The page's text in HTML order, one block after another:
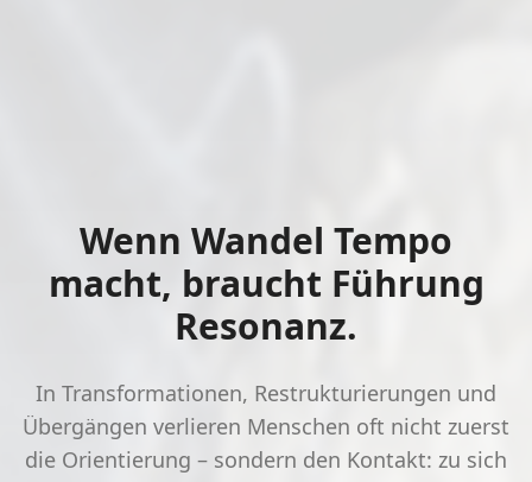
Wenn Wandel Tempo
macht, braucht Führung
Resonanz.
In Transformationen, Restrukturierungen und
Übergängen verlieren Menschen oft nicht zuerst
die Orientierung – sondern den Kontakt: zu sich